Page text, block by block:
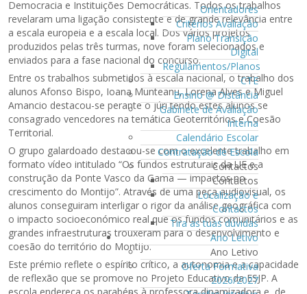
Orientadores
Critérios Avaliação
Plano Transição
Digital
Regulamentos/Planos
CTE
Ensino @ Distância
Gabinete de Avaliação
Interna
Calendário Escolar
Contratação de Escola
Contactos
Contactos
Localização e
Contactos
Tira as tuas dúvidas
Ano Letivo
Ano Letivo
Oferta Formativa
2026/2027
Democracia e Instituições Democráticas. Todos os trabalhos
revelaram uma ligação consistente e de grande relevância entre
a escala europeia e a escala local. Dos vários projetos
produzidos pelas três turmas, nove foram selecionados e
enviados para a fase nacional do concurso.
Entre os trabalhos submetidos à escala nacional, o trabalho dos
alunos Afonso Bispo, Ioana Munteanu, Lorena Alves e Miguel
Amancio destacou-se perante o júri tendo estes alunos se
consagrado vencedores na temática Geoterritórios e Coesão
Territorial.
O grupo galardoado destacou-se com o excelente trabalho em
formato vídeo intitulado “Os fundos estruturais da UE e a
construção da Ponte Vasco da Gama — impactos no
crescimento do Montijo”. Através de uma peça audiovisual, os
alunos conseguiram interligar o rigor da análise geográfica com
o impacto socioeconómico real que os fundos comunitários e as
grandes infraestruturas trouxeram para o desenvolvimento e
coesão do território do Montijo.
Este prémio reflete o espírito crítico, a autonomia e a capacidade
de reflexão que se promove no Projeto Educativo da ESJP. A